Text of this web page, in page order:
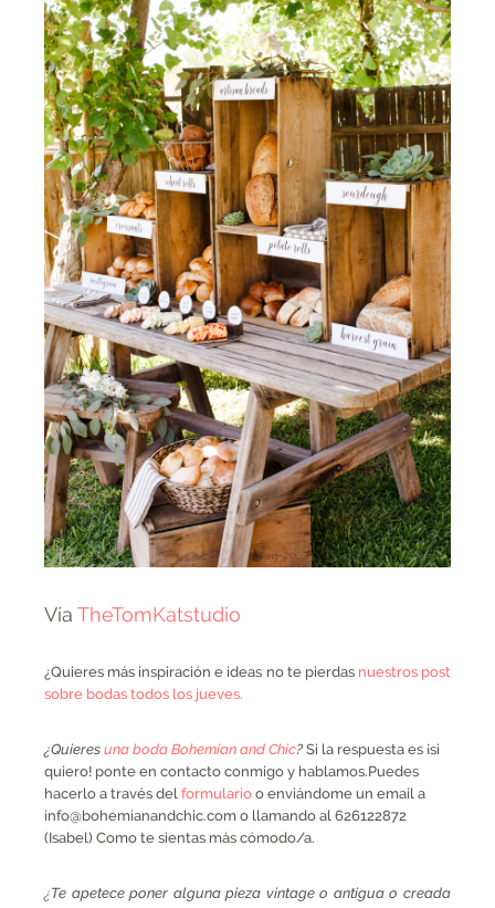
Vía TheTomKatstudio
¿Quieres más inspiración e ideas no te pierdas nuestros post
sobre bodas todos los jueves.
¿Quieres una boda Bohemian and Chic?Si la respuesta es ¡si
quiero! ponte en contacto conmigo y hablamos.Puedes
hacerlo a través del formulario o enviándome un email a
info@bohemianandchic.com o llamando al 626122872
(Isabel) Como te sientas más cómodo/a.
¿Te apetece poner alguna pieza vintage o antigua o creada